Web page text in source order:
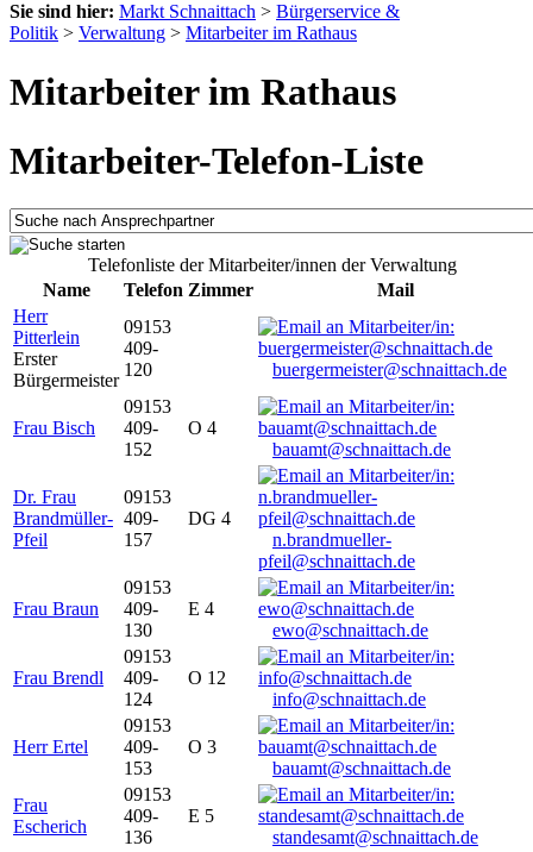
Sie sind hier: Markt Schnaittach > Bürgerservice &
Politik > Verwaltung > Mitarbeiter im Rathaus
Mitarbeiter im Rathaus
Mitarbeiter-Telefon-Liste
Telefonliste der Mitarbeiter/innen der Verwaltung
Name
Telefon Zimmer
Mail
Herr
Pitterlein
Erster
Bürgermeister
09153
409-
120
buergermeister@schnaittach.de
Frau Bisch
09153
409-
152
O 4
bauamt@schnaittach.de
Dr. Frau
Brandmüller-
Pfeil
09153
409-
157
DG 4
n.brandmueller-
pfeil@schnaittach.de
Frau Braun
09153
409-
130
E 4
ewo@schnaittach.de
Frau Brendl
09153
409-
124
O 12
info@schnaittach.de
Herr Ertel
09153
409-
153
O 3
bauamt@schnaittach.de
Frau
Escherich
09153
409-
136
E 5
standesamt@schnaittach.de